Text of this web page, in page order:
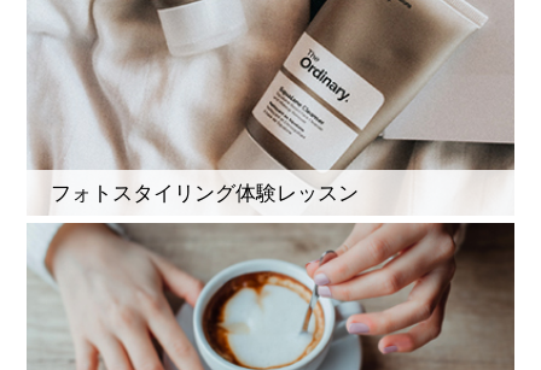
フォトスタイリング体験レッスン